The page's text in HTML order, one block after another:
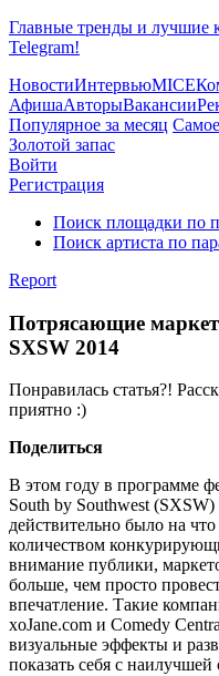
Главные тренды и лучшие
Telegram!
НовостиИнтервьюMICE
АфишаАвторыВакансии
Популярное за месяц
Золотой запас
Войти
Регистрация
Поиск площадки по
Поиск артиста по
Report
Потрясающие
SXSW 2014
Понравилась статья?!
приятно :)
Поделиться
В этом году в программе
South by Southwest
действительно было на
количеством
внимание публики,
больше, чем просто
впечатление. Такие
xoJane.com и Comedy
визуальные эффекты и
показать себя с наилучшей